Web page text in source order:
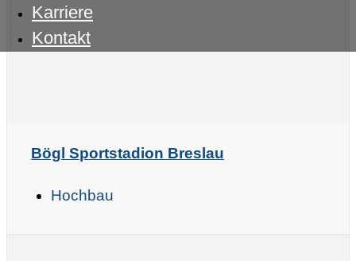
Karriere
Kontakt
Bögl Sportstadion Breslau
Hochbau